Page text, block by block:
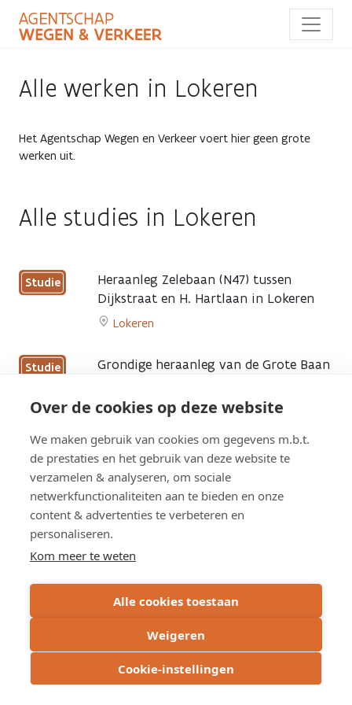
Over de cookies op deze website
We maken gebruik van cookies om gegevens m.b.t.
de prestaties en het gebruik van deze website te
verzamelen & analyseren, om sociale
netwerkfunctionaliteiten aan te bieden en onze
content & advertenties te verbeteren en
personaliseren.
Kom meer te weten
Alle cookies toestaan
Weigeren
Cookie-instellingen
naar
inhoud
gaanAlle werken in Lokeren
Het Agentschap Wegen en Verkeer voert hier geen grote
werken uit.
Alle studies in Lokeren
Studie
Heraanleg Zelebaan (N47) tussen
Dijkstraat en H. Hartlaan in Lokeren
Lokeren
to
Heraanleg
(N47)
Dijkstraat
en
H.
Hartlaan
in
Lokeren
Studie Grondige heraanleg van de Grote Baan
Go
Grondige
heraanleg
van
de
Grote
Overzicht werken
Overzicht studies